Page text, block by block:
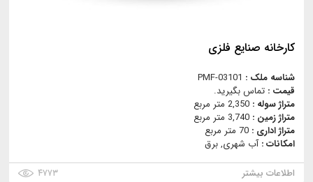
کارخانه صنایع فلزی
شناسه ملک : PMF-03101
قیمت : تماس بگیرید.
متراژ سوله : 2,350 متر مربع
متراژ زمین : 3,740 متر مربع
متراژ اداری : 70 متر مربع
امکانات :آب شهری, برق
اطلاعات بیشتر
۴۷۷۳